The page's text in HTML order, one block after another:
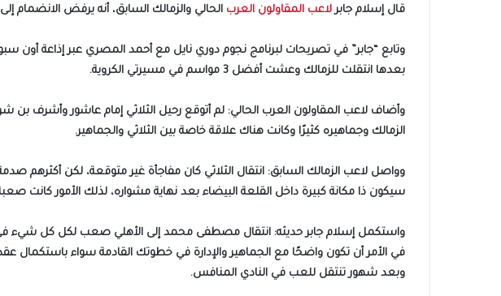
قال إسلام جابر لاعب المقاولون العرب الحالي والزمالك السابق، أنه يرفض الانضمام إلى النادي الأهلي
وتابع “جابر” في تصريحات لبرنامج نجوم دوري نايل مع أحمد المصري عبر إذاعة أون
بعدها انتقلت للزمالك وعشت أفضل 3 مواسم في مسيرتي الكروية.
وأضاف لاعب المقاولون العرب الحالي: لم أتوقع رحيل الثلاثي إمام عاشور وأشرف بن
الزمالك وجماهيره كثيرًا وكانت هناك علاقة خاصة بين الثلاثي والجماهير.
وواصل لاعب الزمالك السابق: انتقال الثلاثي كان مفاجأة غير متوقعة، لكن أكثرهم
سيكون ذا مكانة كبيرة داخل القلعة البيضاء بعد نهاية مشواره، لذلك الأمور كانت
واستكمل إسلام جابر حديثه: انتقال مصطفى محمد إلى الأهلي صعب لكل كل شيء في
في الأمر أن تكون واضحًا مع الجماهير والإدارة في خطوتك القادمة سواء باستكمال
وبعد شهور تنتقل للعب في النادي المنافس.